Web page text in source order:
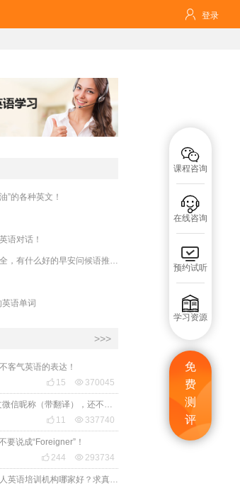
 登录

课程咨询

在线咨询

预约试听

学习资源
免
费
测
评
”的各种英文！
语对话！
语单词
>>>
客气英语的表达！
 15  370045
 11  337740
要说成“Foreigner”！
 244  293734